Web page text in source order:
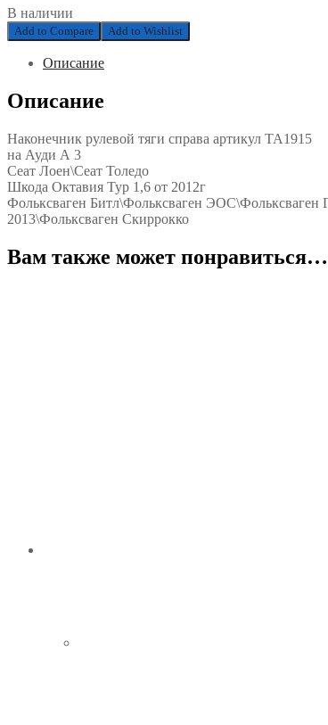
В наличии
Add to Compare Add to Wishlist
Описание
Описание
Наконечник рулевой тяги справа артикул TA1915
на Ауди А 3
Сеат Лоен\Сеат Толедо
Шкода Октавия Тур 1,6 от 2012г
Фольксваген Битл\Фольксваген ЭОС\Фольксваген
2013\Фольксваген Скиррокко
Вам также может понравиться…